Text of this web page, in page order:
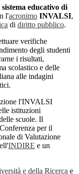
educativo di
l'acronimo INVALSI,
di diritto pubblico.
verifiche
degli studenti
i risultati,
scolastico e delle
alle indagini
l'INVALSI
istituzioni
scuole. Il
per il
di Valutazione
INDIRE e un
e della Ricerca e